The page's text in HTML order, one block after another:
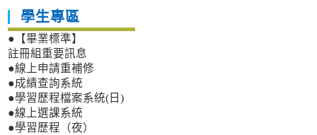
學生專區
●【畢業標準】
註冊組重要訊息
●線上申請重補修
●成績查詢系統
●學習歷程檔案系統(日)
●線上選課系統
●學習歷程（夜）